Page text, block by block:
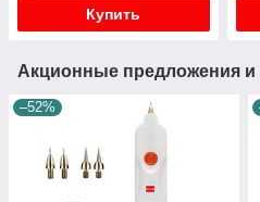
Купить
Акционные предложения и
–52%